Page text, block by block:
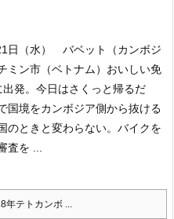
日（水） バベット（カンボジ
ミン市（ベトナム）おいしい免
出発。今日はさくっと帰るだ
国境をカンボジア側から抜ける
のときと変わらない。バイクを
査を ...
年テトカンボ ...